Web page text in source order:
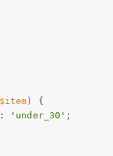
$item)
{
: 'under_30' ;